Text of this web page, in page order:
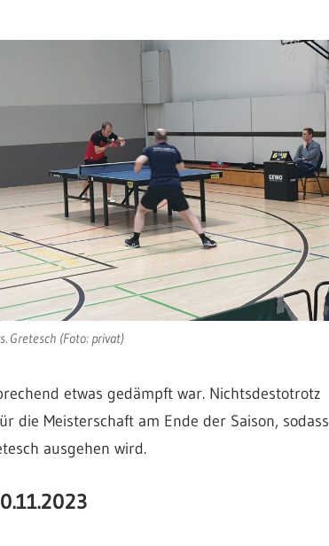
Gretesch (Foto: privat)
etwas gedämpft war. Nichtsdestotrotz
die Meisterschaft am Ende der Saison, sodass
ausgehen wird.